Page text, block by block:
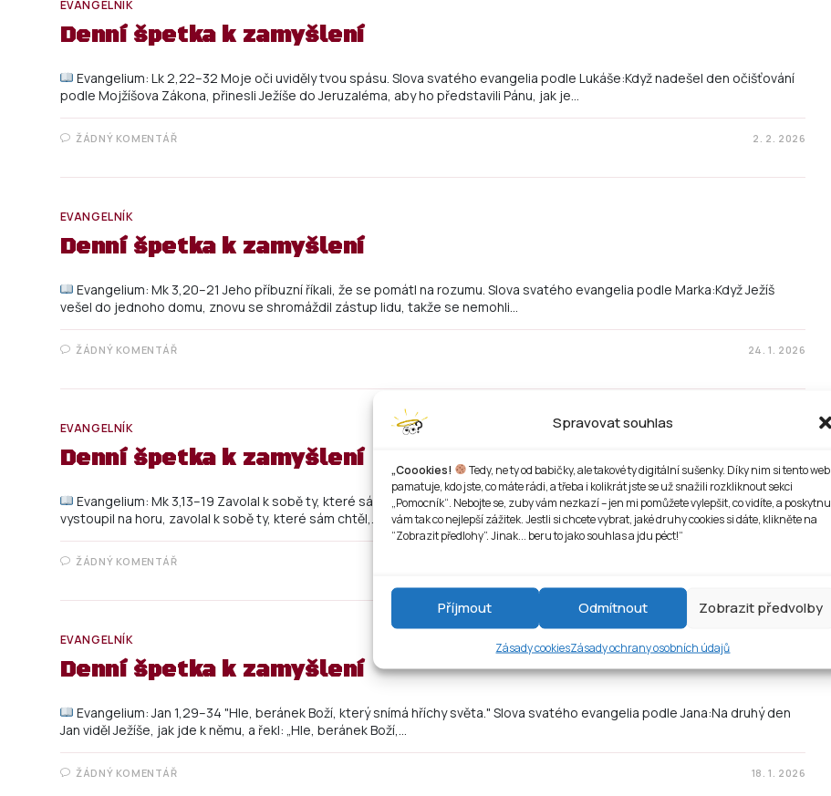
Spravovat souhlas
„Coookies!
Tedy, ne ty od babičky, ale takové ty digitální sušenky. Díky nim si tento web
pamatuje, kdo jste, co máte rádi, a třeba i kolikrát jste se už snažili rozkliknout sekci
„Pomocník“. Nebojte se, zuby vám nezkazí – jen mi pomůžete vylepšit, co vidíte, a poskytnu
vám tak co nejlepší zážitek. Jestli si chcete vybrat, jaké druhy cookies si dáte, klikněte na
“Zobrazit předlohy”. Jinak... beru to jako souhlas a jdu péct!“
Příjmout Odmítnout Zobrazit předvolby
Zásady cookiesZásady ochrany osobních údajů
EVANGELNÍK
Denní špetka k zamyšlení
Evangelium: Lk 2,22–32 Moje oči uviděly tvou spásu. Slova svatého evangelia podle Lukáše:Když nadešel den očišťování
podle Mojžíšova Zákona, přinesli Ježíše do Jeruzaléma, aby ho představili Pánu, jak je…
ŽÁDNÝ KOMENTÁŘ 2. 2. 2026
EVANGELNÍK
Denní špetka k zamyšlení
Evangelium: Mk 3,20–21 Jeho příbuzní říkali, že se pomátl na rozumu. Slova svatého evangelia podle Marka:Když Ježíš
vešel do jednoho domu, znovu se shromáždil zástup lidu, takže se nemohli…
ŽÁDNÝ KOMENTÁŘ 24. 1. 2026
EVANGELNÍK
Denní špetka k zamyšlení
Evangelium: Mk 3,13–19 Zavolal k sobě ty, které sám chtěl, aby byli s ním. Slova svatého evangelia podle Marka:Ježíš
vystoupil na horu, zavolal k sobě ty, které sám chtěl,…
ŽÁDNÝ KOMENTÁŘ
EVANGELNÍK
Denní špetka k zamyšlení
Evangelium: Jan 1,29–34 "Hle, beránek Boží, který snímá hříchy světa." Slova svatého evangelia podle Jana:Na druhý den
Jan viděl Ježíše, jak jde k němu, a řekl: „Hle, beránek Boží,…
ŽÁDNÝ KOMENTÁŘ 18. 1. 2026